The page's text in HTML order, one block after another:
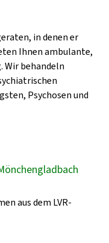
in denen er
Ihnen ambulante,
behandeln
Psychosen und
aus dem LVR-